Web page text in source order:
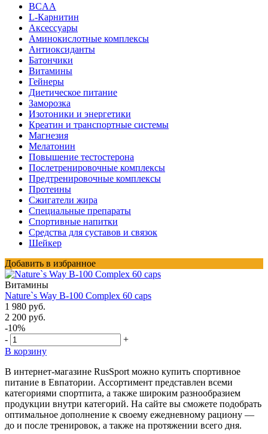
BCAA
L-Карнитин
Аксессуары
Аминокислотные комплексы
Антиоксиданты
Батончики
Витамины
Гейнеры
Диетическое питание
Заморозка
Изотоники и энергетики
Креатин и транспортные системы
Магнезия
Мелатонин
Повышение тестостерона
Послетренировочные комплексы
Предтренировочные комплексы
Протеины
Сжигатели жира
Специальные препараты
Спортивные напитки
Средства для суставов и связок
Шейкер
Добавить в избранное
Витамины
Nature`s Way B-100 Complex 60 caps
1 980 руб.
2 200 руб.
-10%
-
+
В корзину
В интернет-магазине RusSport можно купить спортивное
питание в Евпатории. Ассортимент представлен всеми
категориями спортпита, а также широким разнообразием
продукции внутри категорий. На сайте вы сможете подобрать
оптимальное дополнение к своему ежедневному рациону —
до и после тренировок, а также на протяжении всего дня.